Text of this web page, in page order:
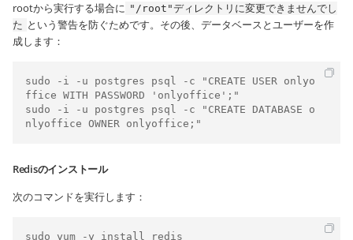
rootから実行する場合に "/root"ディレクトリに変更できませんでし
た という警告を防ぐためです。その後、データベースとユーザーを作
成します：
sudo -i -u postgres psql -c "CREATE USER onlyo
ffice WITH PASSWORD 'onlyoffice';"
sudo -i -u postgres psql -c "CREATE DATABASE o
nlyoffice OWNER onlyoffice;"
Redisのインストール
次のコマンドを実行します：